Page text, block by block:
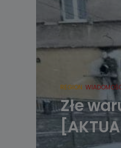
REGION
Złe